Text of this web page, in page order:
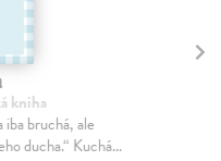
kniha
bruchá, ale
ducha.“ Kuchá...